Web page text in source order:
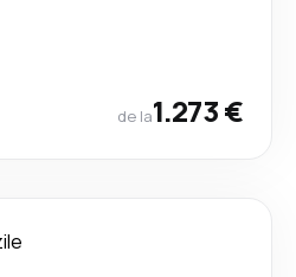
de la1.273 €